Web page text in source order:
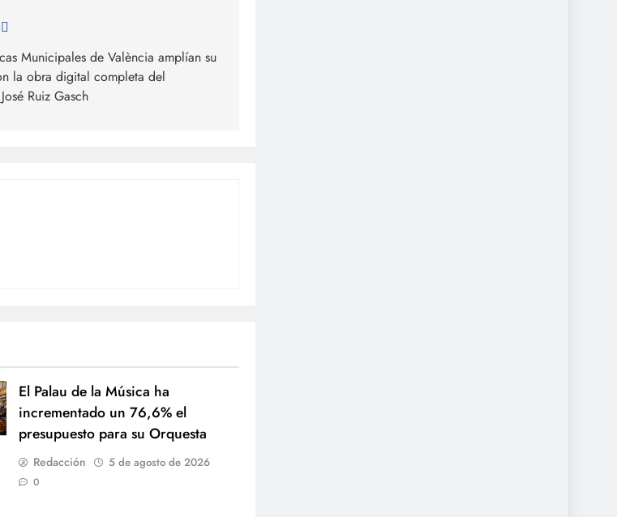
Municipales de València amplían su
la obra digital completa del
Ruiz Gasch
El Palau de la Música ha
incrementado un 76,6% el
presupuesto para su Orquesta
Redacción 5 de agosto de 2026
0